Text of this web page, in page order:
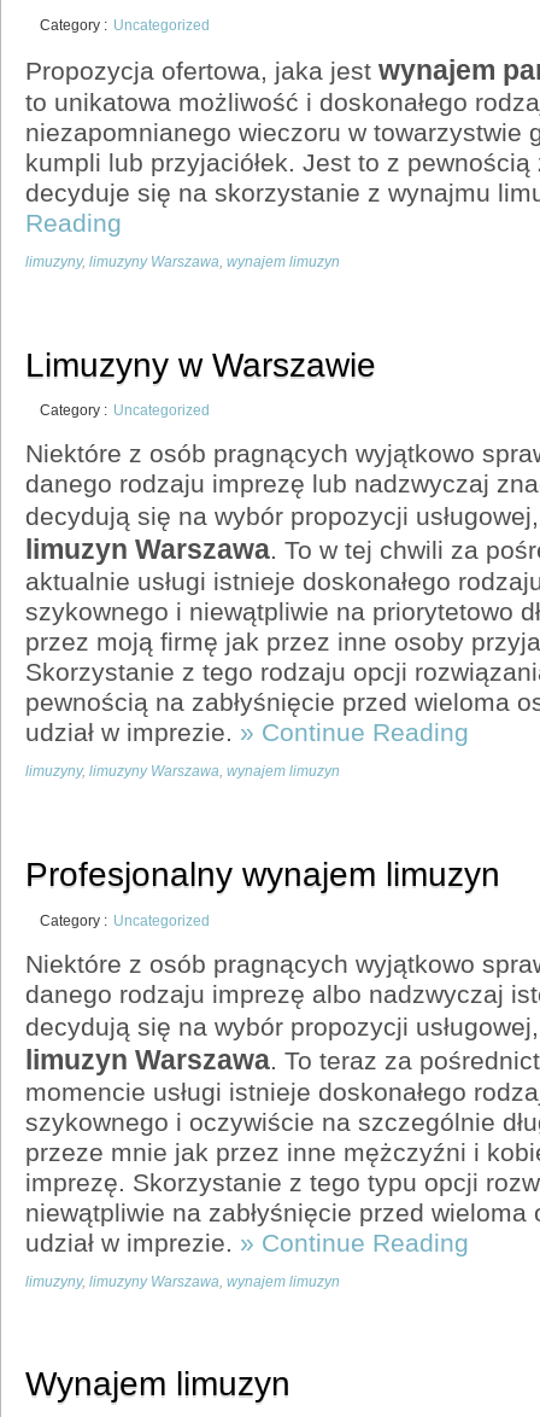
Category : Uncategorized
Propozycja ofertowa, jaka jest wynajem
to unikatowa możliwość i doskonałego
niezapomnianego wieczoru w towarzystwie
kumpli lub przyjaciółek. Jest to z
decyduje się na skorzystanie z wynajmu
Reading
limuzyny, limuzyny Warszawa wynajem limuzyn
Limuzyny w Warszawie
Category : Uncategorized
Niektóre z osób pragnących wyjątkowo
danego rodzaju imprezę lub nadzwyczaj
decydują się na wybór propozycji
limuzyn Warszawa. To w tej chwili za
aktualnie usługi istnieje doskonałego
szykownego i niewątpliwie na priorytetowo
przez moją firmę jak przez inne osoby
Skorzystanie z tego rodzaju opcji
pewnością na zabłyśnięcie przed wieloma
udział w imprezie. » Continue Reading
limuzyny, limuzyny Warszawa wynajem limuzyn
Profesjonalny wynajem limuzyn
Category : Uncategorized
Niektóre z osób pragnących wyjątkowo
danego rodzaju imprezę albo nadzwyczaj
decydują się na wybór propozycji
limuzyn Warszawa . To teraz za
momencie usługi istnieje doskonałego
szykownego i oczywiście na szczególnie
przeze mnie jak przez inne mężczyźni i
imprezę. Skorzystanie z tego typu opcji
niewątpliwie na zabłyśnięcie przed
udział w imprezie. » Continue Reading
limuzyny, limuzyny Warszawa wynajem limuzyn
Wynajem limuzyn